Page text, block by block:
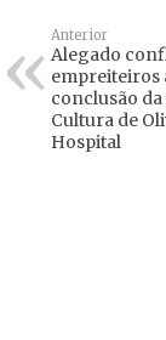
Anterior
Alegado
empreiteiros
conclusão da
Cultura de
Hospital